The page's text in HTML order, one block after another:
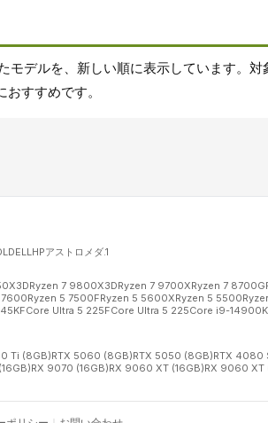
デルを、新しい順に表示しています。対
すすめです。
DELLHPアストロメダ.1
Ryzen 7 9800X3DRyzen 7 9700XRyzen 7 8700G
7600Ryzen 5 7500FRyzen 5 5600XRyzen 5 5500
Core Ultra 5 225FCore Ultra 5 225Core i9-
Ti (8GB)RTX 5060 (8GB)RTX 5050 (8GB)RTX 4080
RX 9070 (16GB)RX 9060 XT (16GB)RX 9060 XT